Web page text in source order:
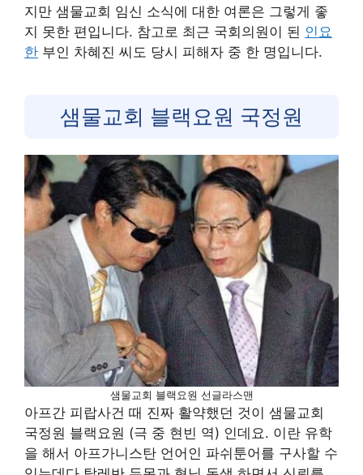
지만 샘물교회 임신 소식에 대한 여론은 그렇게 좋
지 못한 편입니다. 참고로 최근 국회의원이 된 인요
한 부인 차혜진 씨도 당시 피해자 중 한 명입니다.
샘물교회 블랙요원 국정원
샘물교회 블랙요원 선글라스맨
아프간 피랍사건 때 진짜 활약했던 것이 샘물교회
국정원 블랙요원 (극 중 현빈 역) 인데요. 이란 유학
을 해서 아프가니스탄 언어인 파쉬툰어를 구사할 수